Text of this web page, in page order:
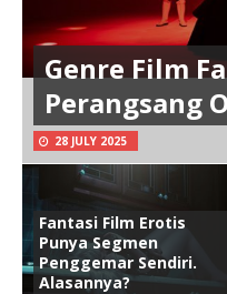
Genre Film
Perangsang
28 JULY 2025
Fantasi Film Erotis
Punya Segmen
Penggemar Sendiri.
Alasannya?